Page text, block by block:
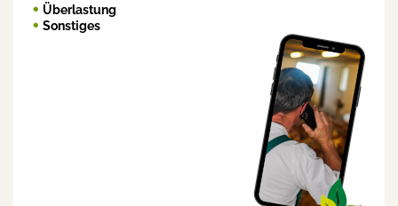
Überlastung
Sonstiges